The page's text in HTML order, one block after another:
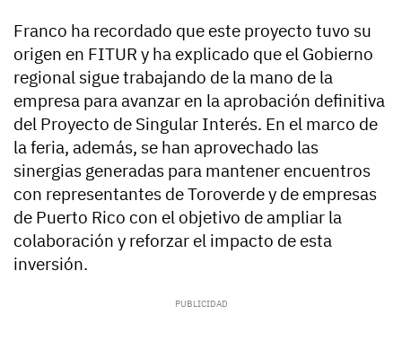
Franco ha recordado que este proyecto tuvo su
origen en FITUR y ha explicado que el Gobierno
regional sigue trabajando de la mano de la
empresa para avanzar en la aprobación definitiva
del Proyecto de Singular Interés. En el marco de
la feria, además, se han aprovechado las
sinergias generadas para mantener encuentros
con representantes de Toroverde y de empresas
de Puerto Rico con el objetivo de ampliar la
colaboración y reforzar el impacto de esta
inversión.